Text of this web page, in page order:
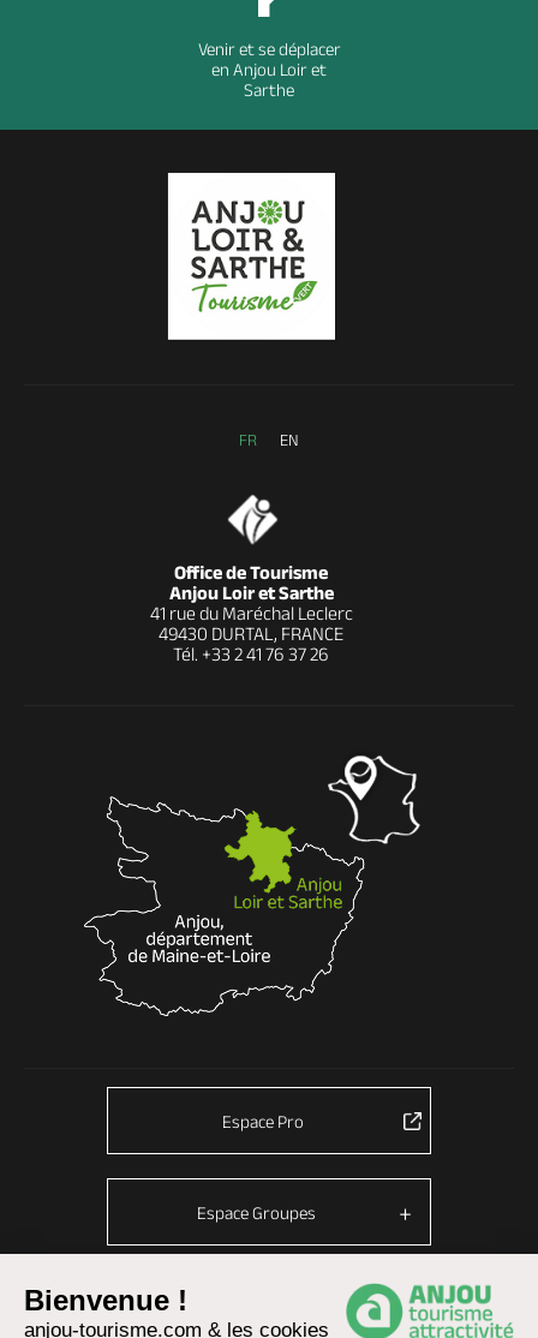
Bienvenue !
anjou-tourisme.com & les cookies
Venir et se déplacer
en Anjou Loir et
Sarthe
FR EN
Office de Tourisme
Anjou Loir et Sarthe
41 rue du Maréchal Leclerc
49430 DURTAL, FRANCE
Tél. +33 2 41 76 37 26
Espace Pro
Espace Groupes
© Anjou tourisme 2026 - Plan du site